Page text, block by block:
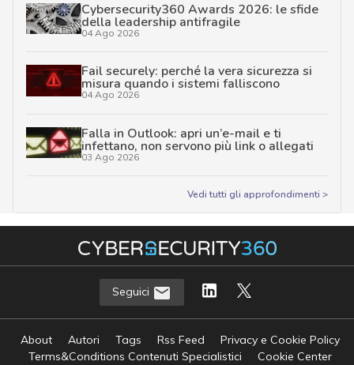
Cybersecurity360 Awards 2026: le sfide
della leadership antifragile
04 Ago 2026
Fail securely: perché la vera sicurezza si
misura quando i sistemi falliscono
04 Ago 2026
Falla in Outlook: apri un’e-mail e ti
infettano, non servono più link o allegati
03 Ago 2026
Vedi tutti gli approfondimenti >
Seguici
About Autori Tags Rss Feed
Privacy e Cookie Policy
Terms&Conditions Contenuti Specialistici
Cookie Center